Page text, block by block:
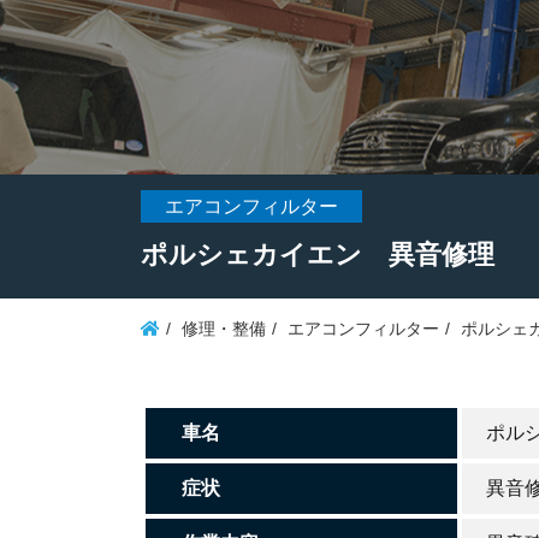
エアコンフィルター
ポルシェカイエン 異音修理
修理・整備 エアコンフィルター ポルシェ
車名 ポル
症状 異音